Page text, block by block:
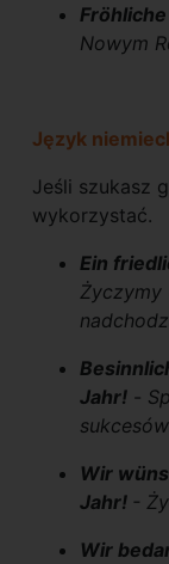
Nowym
Język
Jeśli szukasz
wykorzystać.
Ein
Życzymy
Jahr! -
Wir
Jahr! -
Wir